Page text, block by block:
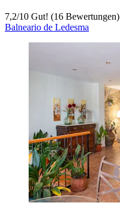
7,2/10 Gut! (16 Bewertungen)
Balneario de Ledesma